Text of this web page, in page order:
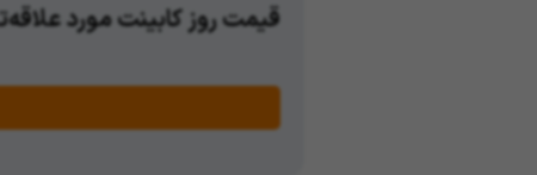
قیمت روز کابینت مورد